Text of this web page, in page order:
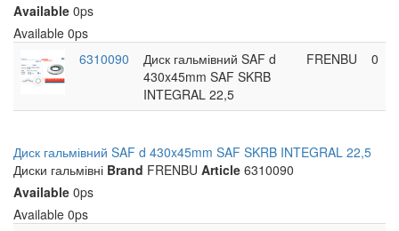
Available 0ps
Available 0ps
6310090
Диск гальмівний SAF d
430x45mm SAF SKRB
INTEGRAL 22,5
FRENBU 0
Диск гальмівний SAF d 430x45mm SAF SKRB INTEGRAL 22,5
Диски гальмівні Brand FRENBU Article 6310090
Available 0ps
Available 0ps